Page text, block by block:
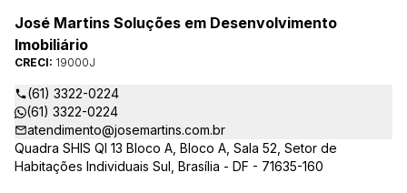
José Martins Soluções em Desenvolvimento
Imobiliário
CRECI: 19000J
(61) 3322-0224
(61) 3322-0224
atendimento@josemartins.com.br
Quadra SHIS QI 13 Bloco A, Bloco A, Sala 52, Setor de
Habitações Individuais Sul, Brasília - DF - 71635-160